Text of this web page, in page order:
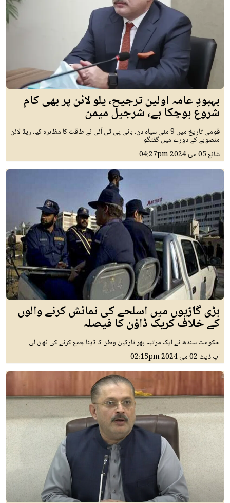
بہبودِ عامہ اولین ترجیح، یلو لائن پر بھی کام
شروع ہوچکا ہے، شرجیل میمن
قومی تاریخ میں 9 مئی سیاہ دن، بانی پی ٹی آئی نے طاقت کا مظاہرہ کیا، ریڈ لائن
منصوبے کے دورے میں گفتگو
شائع05 مئ 2024 04:27pm
بڑی گاڑیوں میں اسلحے کی نمائش کرنے والوں
کے خلاف کریک ڈاؤن کا فیصلہ
حکومت سندھ نے ایک مرتبہ پھر تارکین وطن کا ڈیٹا جمع کرنے کی ٹھان لی
اپ ڈیٹ 02 مئ 2024 02:15pm